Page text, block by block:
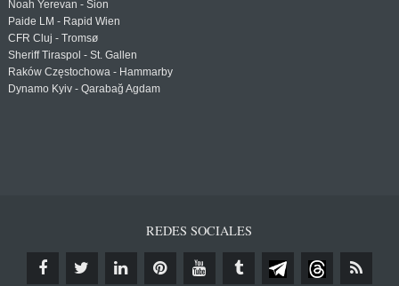
Noah Yerevan - Sion
Paide LM - Rapid Wien
CFR Cluj - Tromsø
Sheriff Tiraspol - St. Gallen
Raków Częstochowa - Hammarby
Dynamo Kyiv - Qarabağ Agdam
REDES SOCIALES